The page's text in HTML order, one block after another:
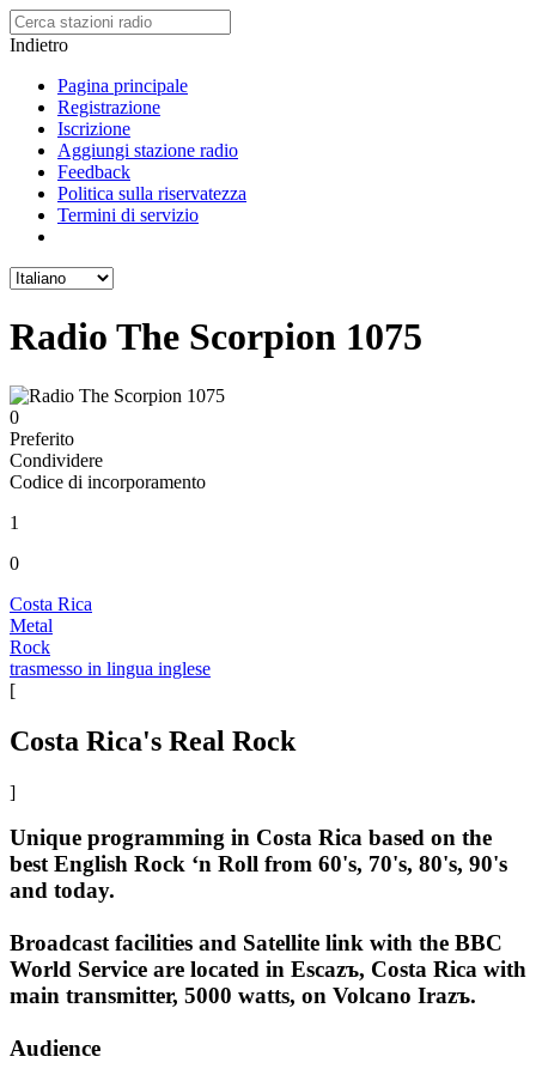
Indietro
Pagina principale
Registrazione
Iscrizione
Aggiungi stazione radio
Feedback
Politica sulla riservatezza
Termini di servizio
Radio The Scorpion 1075
0
Preferito
Condividere
Codice di incorporamento
1
0
Costa Rica
Metal
Rock
trasmesso in lingua inglese
[
Costa Rica's Real Rock
]
Unique programming in Costa Rica based on the
best English Rock ‘n Roll from 60's, 70's, 80's, 90's
and today.
Broadcast facilities and Satellite link with the BBC
World Service are located in Escazъ, Costa Rica with
main transmitter, 5000 watts, on Volcano Irazъ.
Audience